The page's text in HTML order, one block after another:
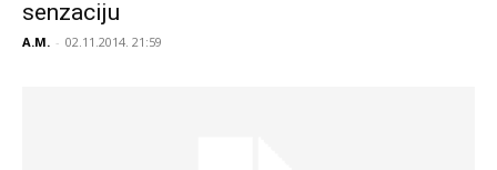
senzaciju
A.M. - 02.11.2014. 21:59